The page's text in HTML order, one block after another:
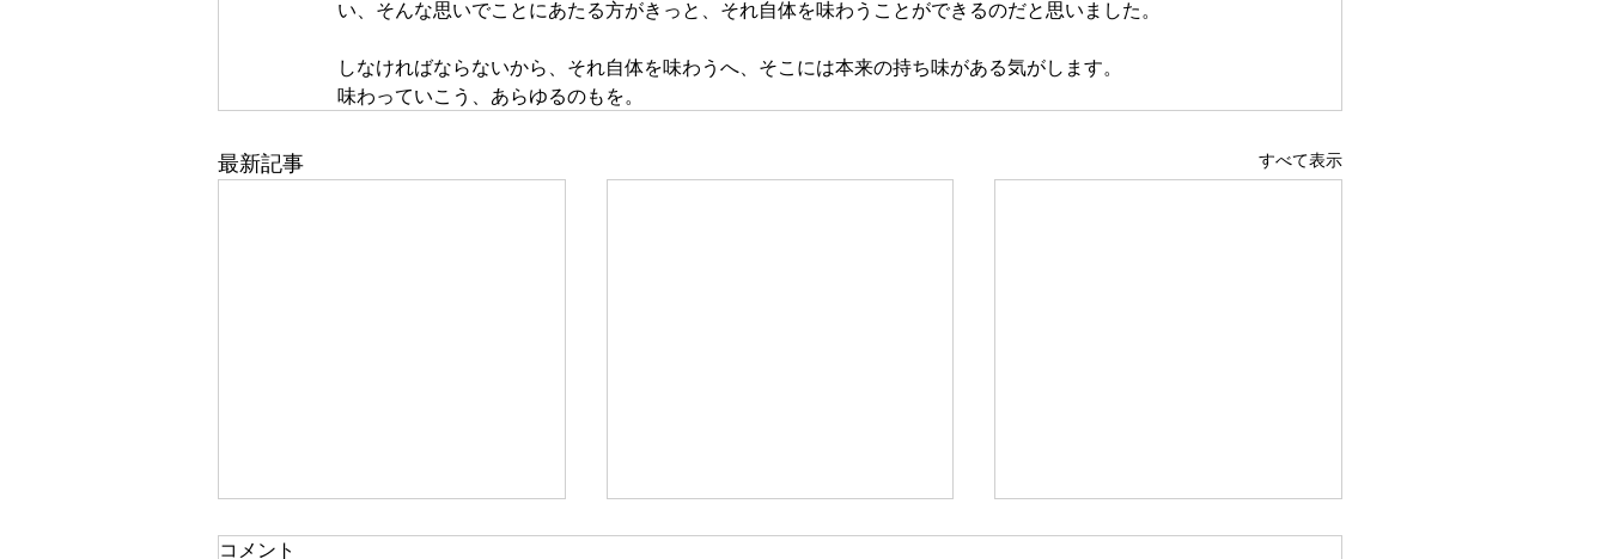
い、そんな思いでことにあたる方がきっと、それ自体を味わうことができるのだと思いました。
しなければならないから、それ自体を味わうへ、そこには本来の持ち味がある気がします。
味わっていこう、あらゆるのもを。
最新記事 すべて表示
一人で頑張る 新たな在り方 変わらなきゃ
コメント